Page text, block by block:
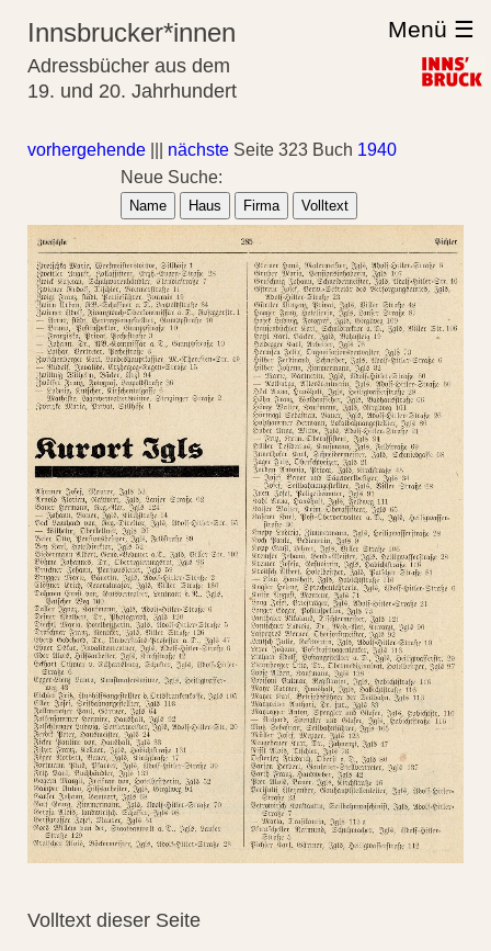
Innsbrucker*innen
Adressbücher aus dem
19. und 20. Jahrhundert
Menü ☰
vorhergehende nächste Seite 323 Buch 1940
Neue Suche:
Name Haus Firma Volltext
Volltext dieser Seite